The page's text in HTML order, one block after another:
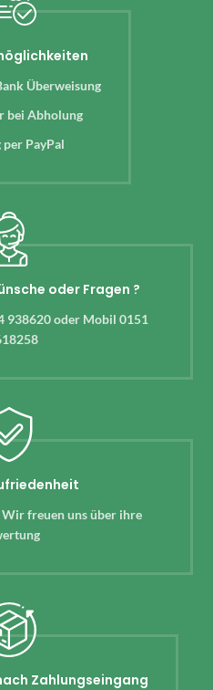
Überweisung
bei Abholung
PayPal
oder Fragen ?
938620 oder Mobil 0151
Wir freuen uns über ihre
Zahlungseingang